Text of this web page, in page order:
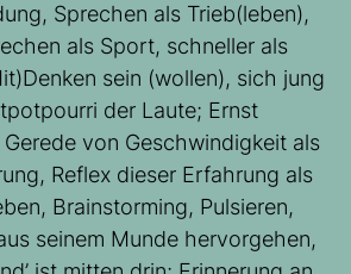
Sprechen als Trieb(leben),
als Sport, schneller als
sein (wollen), sich jung
der Laute; Ernst
von Geschwindigkeit als
Reflex dieser Erfahrung als
Brainstorming, Pulsieren,
seinem Munde hervorgehen,